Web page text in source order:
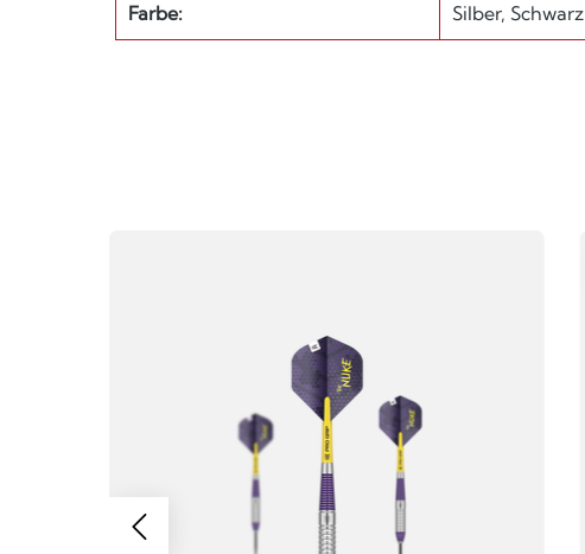
Farbe: Silber, Schwarz